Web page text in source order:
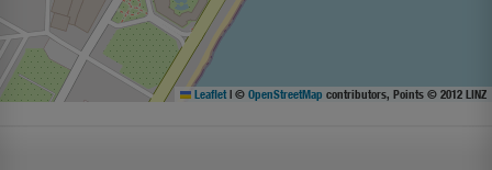
Leaflet | © OpenStreetMap contributors, Points © 2012 LINZ